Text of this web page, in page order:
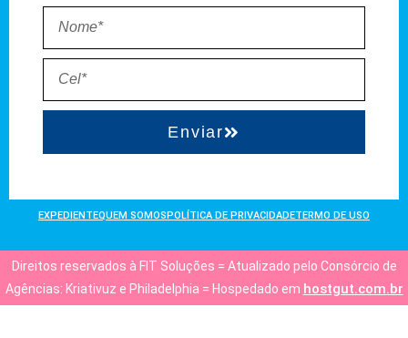
Enviar
EXPEDIENTEQUEM SOMOSPOLÍTICA DE PRIVACIDADETERMO DE USO
Direitos reservados à FIT Soluções = Atualizado pelo Consórcio de
Agências: Kriativuz e Philadelphia = Hospedado em hostgut.com.br